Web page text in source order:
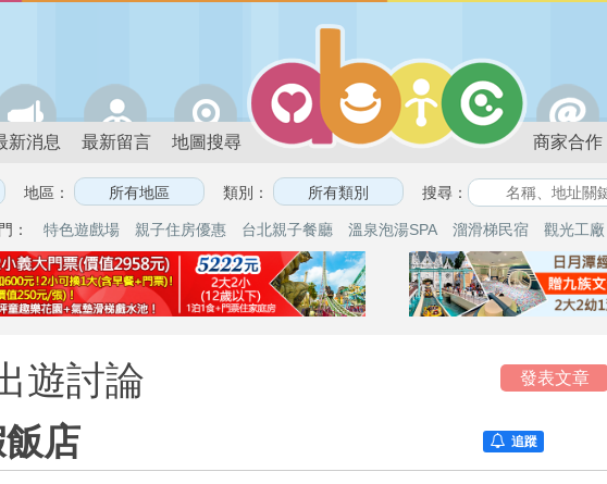
新消息 最新留言 地圖搜尋 商家合作
地區： 類別： 搜尋：
： 特色遊戲場 親子住房優惠 台北親子餐廳 溫泉泡湯SPA 溜滑梯民宿 觀光工廠
遊討論 發表文章
店 追蹤